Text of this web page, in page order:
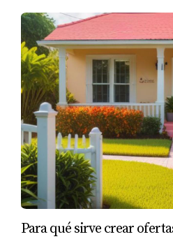
Wynwood. Su oferta incluía
sino también condiciones
Además, se comprometió a
actuales durante seis meses
unidades. Esta flexibilidad fue
confianza del vendedor.
Conclusión
En resumen, hacer una oferta
Miami requiere más que solo
comprender las necesidades
presentar tu propuesta de
Para qué sirve crear